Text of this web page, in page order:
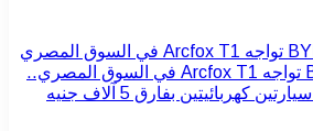
BYD Dolphin Surf تواجه Arcfox T1 في السوق المصري..
كهربائيتين بفارق 5 آلاف جنيه